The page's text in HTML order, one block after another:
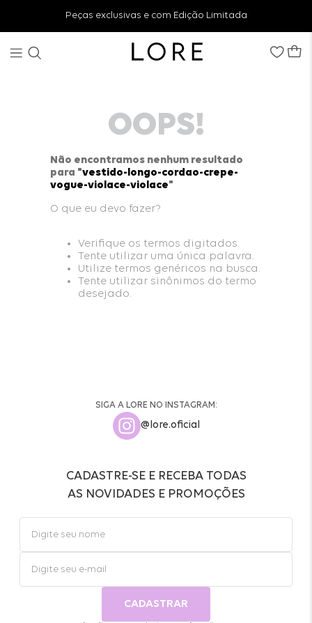
Peças exclusivas e com Edição Limitada
OOPS!
Não encontramos nenhum resultado
para "vestido-longo-cordao-crepe-
vogue-violace-violace"
O que eu devo fazer?
Verifique os termos digitados.
Tente utilizar uma única palavra.
Utilize termos genéricos na busca.
Tente utilizar sinônimos do termo
desejado.
SIGA A LORE NO INSTAGRAM:
@lore.oficial
CADASTRE-SE E RECEBA TODAS
AS NOVIDADES E PROMOÇÕES
CADASTRAR